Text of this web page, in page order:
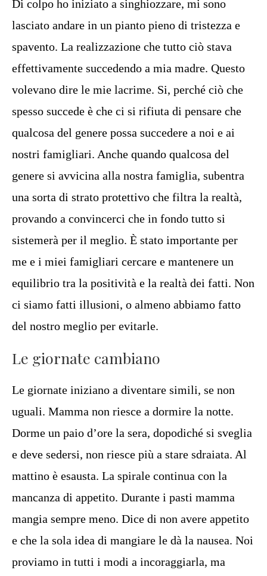
Di colpo ho iniziato a singhiozzare, mi sono
lasciato andare in un pianto pieno di tristezza e
spavento. La realizzazione che tutto ciò stava
effettivamente succedendo a mia madre. Questo
volevano dire le mie lacrime. Si, perché ciò che
spesso succede è che ci si rifiuta di pensare che
qualcosa del genere possa succedere a noi e ai
nostri famigliari. Anche quando qualcosa del
genere si avvicina alla nostra famiglia, subentra
una sorta di strato protettivo che filtra la realtà,
provando a convincerci che in fondo tutto si
sistemerà per il meglio. È stato importante per
me e i miei famigliari cercare e mantenere un
equilibrio tra la positività e la realtà dei fatti. Non
ci siamo fatti illusioni, o almeno abbiamo fatto
del nostro meglio per evitarle.
Le giornate cambiano
Le giornate iniziano a diventare simili, se non
uguali. Mamma non riesce a dormire la notte.
Dorme un paio d’ore la sera, dopodiché si sveglia
e deve sedersi, non riesce più a stare sdraiata. Al
mattino è esausta. La spirale continua con la
mancanza di appetito. Durante i pasti mamma
mangia sempre meno. Dice di non avere appetito
e che la sola idea di mangiare le dà la nausea. Noi
proviamo in tutti i modi a incoraggiarla, ma